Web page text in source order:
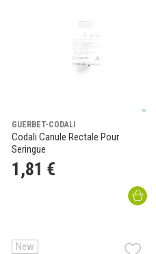
GUERBET-CODALI
Codali Canule Rectale Pour
Seringue
1 ,81 €
New